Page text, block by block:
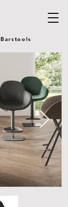
Barstools